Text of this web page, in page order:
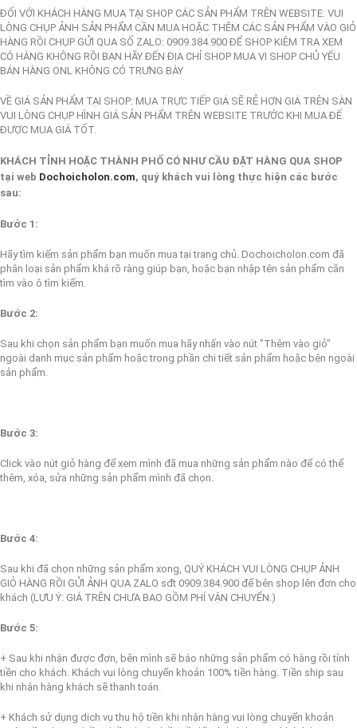
ĐỐI VỚI KHÁCH HÀNG MUA TẠI SHOP CÁC SẢN PHẨM TRÊN WEBSITE: VUI
LÒNG CHỤP ẢNH SẢN PHẨM CẦN MUA HOẶC THÊM CÁC SẢN PHẨM VÀO GIỎ
HÀNG RỒI CHỤP GỬI QUA SỐ ZALO: 0909.384.900 ĐỂ SHOP KIÊM TRA XEM
CÓ HÀNG KHÔNG RỒI BẠN HÃY ĐẾN ĐỊA CHỈ SHOP MUA VI SHOP CHỦ YẾU
BÁN HÀNG ONL KHÔNG CÓ TRƯNG BÀY
VỀ GIÁ SẢN PHẨM TẠI SHOP: MUA TRỰC TIẾP GIÁ SẼ RẺ HƠN GIÁ TRÊN SÀN
VUI LÒNG CHỤP HÌNH GIÁ SẢN PHẨM TRÊN WEBSITE TRƯỚC KHI MUA ĐẾ
ĐƯỢC MUA GIÁ TỐT.
KHÁCH TỈNH HOẶC THÀNH PHỐ CÓ NHƯ CẦU ĐẶT HÀNG QUA SHOP
tại web Dochoicholon.com, quý khách vui lòng thực hiện các bước
sau:
Bước 1:
Hãy tìm kiếm sản phẩm bạn muốn mua tại trang chủ. Dochoicholon.com đã
phân loại sản phẩm khá rõ ràng giúp bạn, hoặc bạn nhập tên sản phẩm cần
tìm vào ô tìm kiếm.
Bước 2:
Sau khi chọn sản phẩm bạn muốn mua hãy nhấn vào nút "Thêm vào giỏ"
ngoài danh mục sản phẩm hoặc trong phần chi tiết sản phẩm hoặc bên ngoài
sản phẩm.
Bước 3:
Click vào nút giỏ hàng để xem mình đã mua những sản phẩm nào để có thể
thêm, xóa, sửa những sản phẩm mình đã chọn.
Bước 4:
Sau khi đã chọn những sản phẩm xong, QUÝ KHÁCH VUI LÒNG CHỤP ẢNH
GIỎ HÀNG RỒI GỬI ẢNH QUA ZALO sđt 0909.384.900 để bên shop lên đơn cho
khách (LƯU Ý: GIÁ TRÊN CHƯA BAO GỒM PHÍ VẬN CHUYỂN.)
Bước 5:
+ Sau khi nhận được đơn, bên mình sẽ báo những sản phẩm có hàng rồi tính
tiền cho khách. Khách vui lòng chuyển khoản 100% tiền hàng. Tiền ship sau
khi nhận hàng khách sẽ thanh toán.
+ Khách sử dụng dịch vụ thu hộ tiền khi nhận hàng vui lòng chuyển khoản